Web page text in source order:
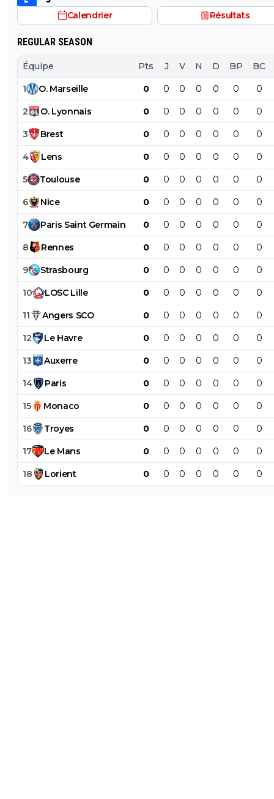
Calendrier Résultats
REGULAR SEASON
Équipe Pts J V N D BP BC
1 O. Marseille 0 0 0 0 0 0 0
2 O. Lyonnais 0 0 0 0 0 0 0
3 Brest 0 0 0 0 0 0 0
4 Lens 0 0 0 0 0 0 0
5 Toulouse 0 0 0 0 0 0 0
6 Nice 0 0 0 0 0 0 0
7 Paris Saint Germain 0 0 0 0 0 0 0
8 Rennes 0 0 0 0 0 0 0
9 Strasbourg 0 0 0 0 0 0 0
10 LOSC Lille 0 0 0 0 0 0 0
11 Angers SCO 0 0 0 0 0 0 0
12 Le Havre 0 0 0 0 0 0 0
13 Auxerre 0 0 0 0 0 0 0
14 Paris 0 0 0 0 0 0 0
15 Monaco 0 0 0 0 0 0 0
16 Troyes 0 0 0 0 0 0 0
17 Le Mans 0 0 0 0 0 0 0
18 Lorient 0 0 0 0 0 0 0